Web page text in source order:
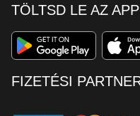
TÖLTSD LE AZ
FIZETÉSI